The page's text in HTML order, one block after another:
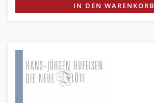
IN DEN WARENKORB